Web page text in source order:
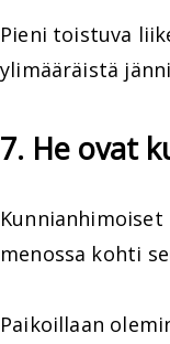
Pieni toistuva
ylimääräistä
7. He ovat
menossa kohti
Paikoillaan